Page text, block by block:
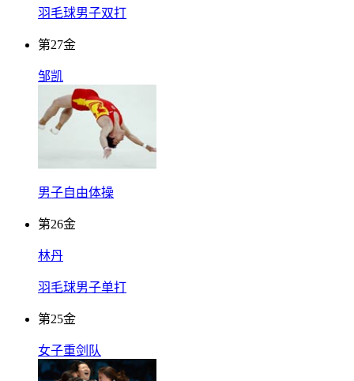
羽毛球男子双打
第27金
邹凯
男子自由体操
第26金
林丹
羽毛球男子单打
第25金
女子重剑队